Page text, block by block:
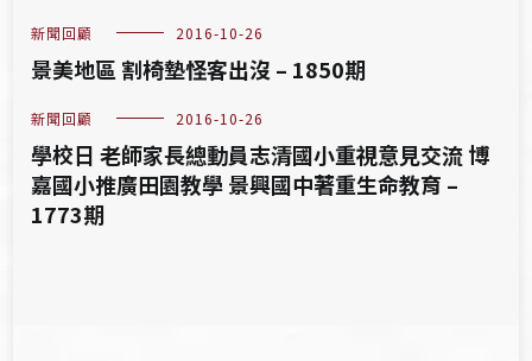
新聞回顧 2016-10-26
景美地區 割椅墊怪客出沒 – 1850期
新聞回顧 2016-10-26
學校日 老師家長總動員志清國小重視意見交流 博
嘉國小推廣田園教學 景興國中著重生命教育 –
1773期